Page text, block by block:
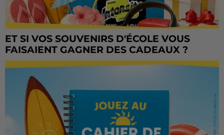
ET SI VOS SOUVENIRS D'ÉCOLE VOUS
FAISAIENT GAGNER DES CADEAUX ?